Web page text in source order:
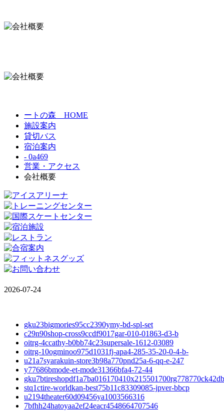
ートの森 HOME
施設案内
貸切バス
宿泊案内
- 0a469
営業・アクセス
会社概要
2026-07-24
gku23bigmories95cc2390ymy-bd-spl-set
c29n90shop-cross9ccdf9017gar-010-01863-d3-b
oitrg-4ccathy-b0bb74c23supersale-1612-03089
oitrg-10ogminoo975d1031fj-apa4-285-35-20-0-4-b-
u21a7syarakuin-store3b98a770pnd25a-6-qq-e-247
y77686bmode-et-mode31366bfa4-72-44
gku7btireshopdf1a7ba016170410x215501700rg778770ck42db
stq1ctire-worldkan-best75b11c83309085-jpver-bbcp
u2194theater60d09456ya1003566316
7bfhh24hatoyaa2ef24eacr4548664707546